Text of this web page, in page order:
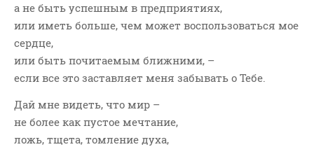
а не быть успешным в предприятиях,
или иметь больше, чем может воспользоваться мое
сердце,
или быть почитаемым ближними, –
если все это заставляет меня забывать о Тебе.
Дай мне видеть, что мир –
не более как пустое мечтание,
ложь, тщета, томление духа,